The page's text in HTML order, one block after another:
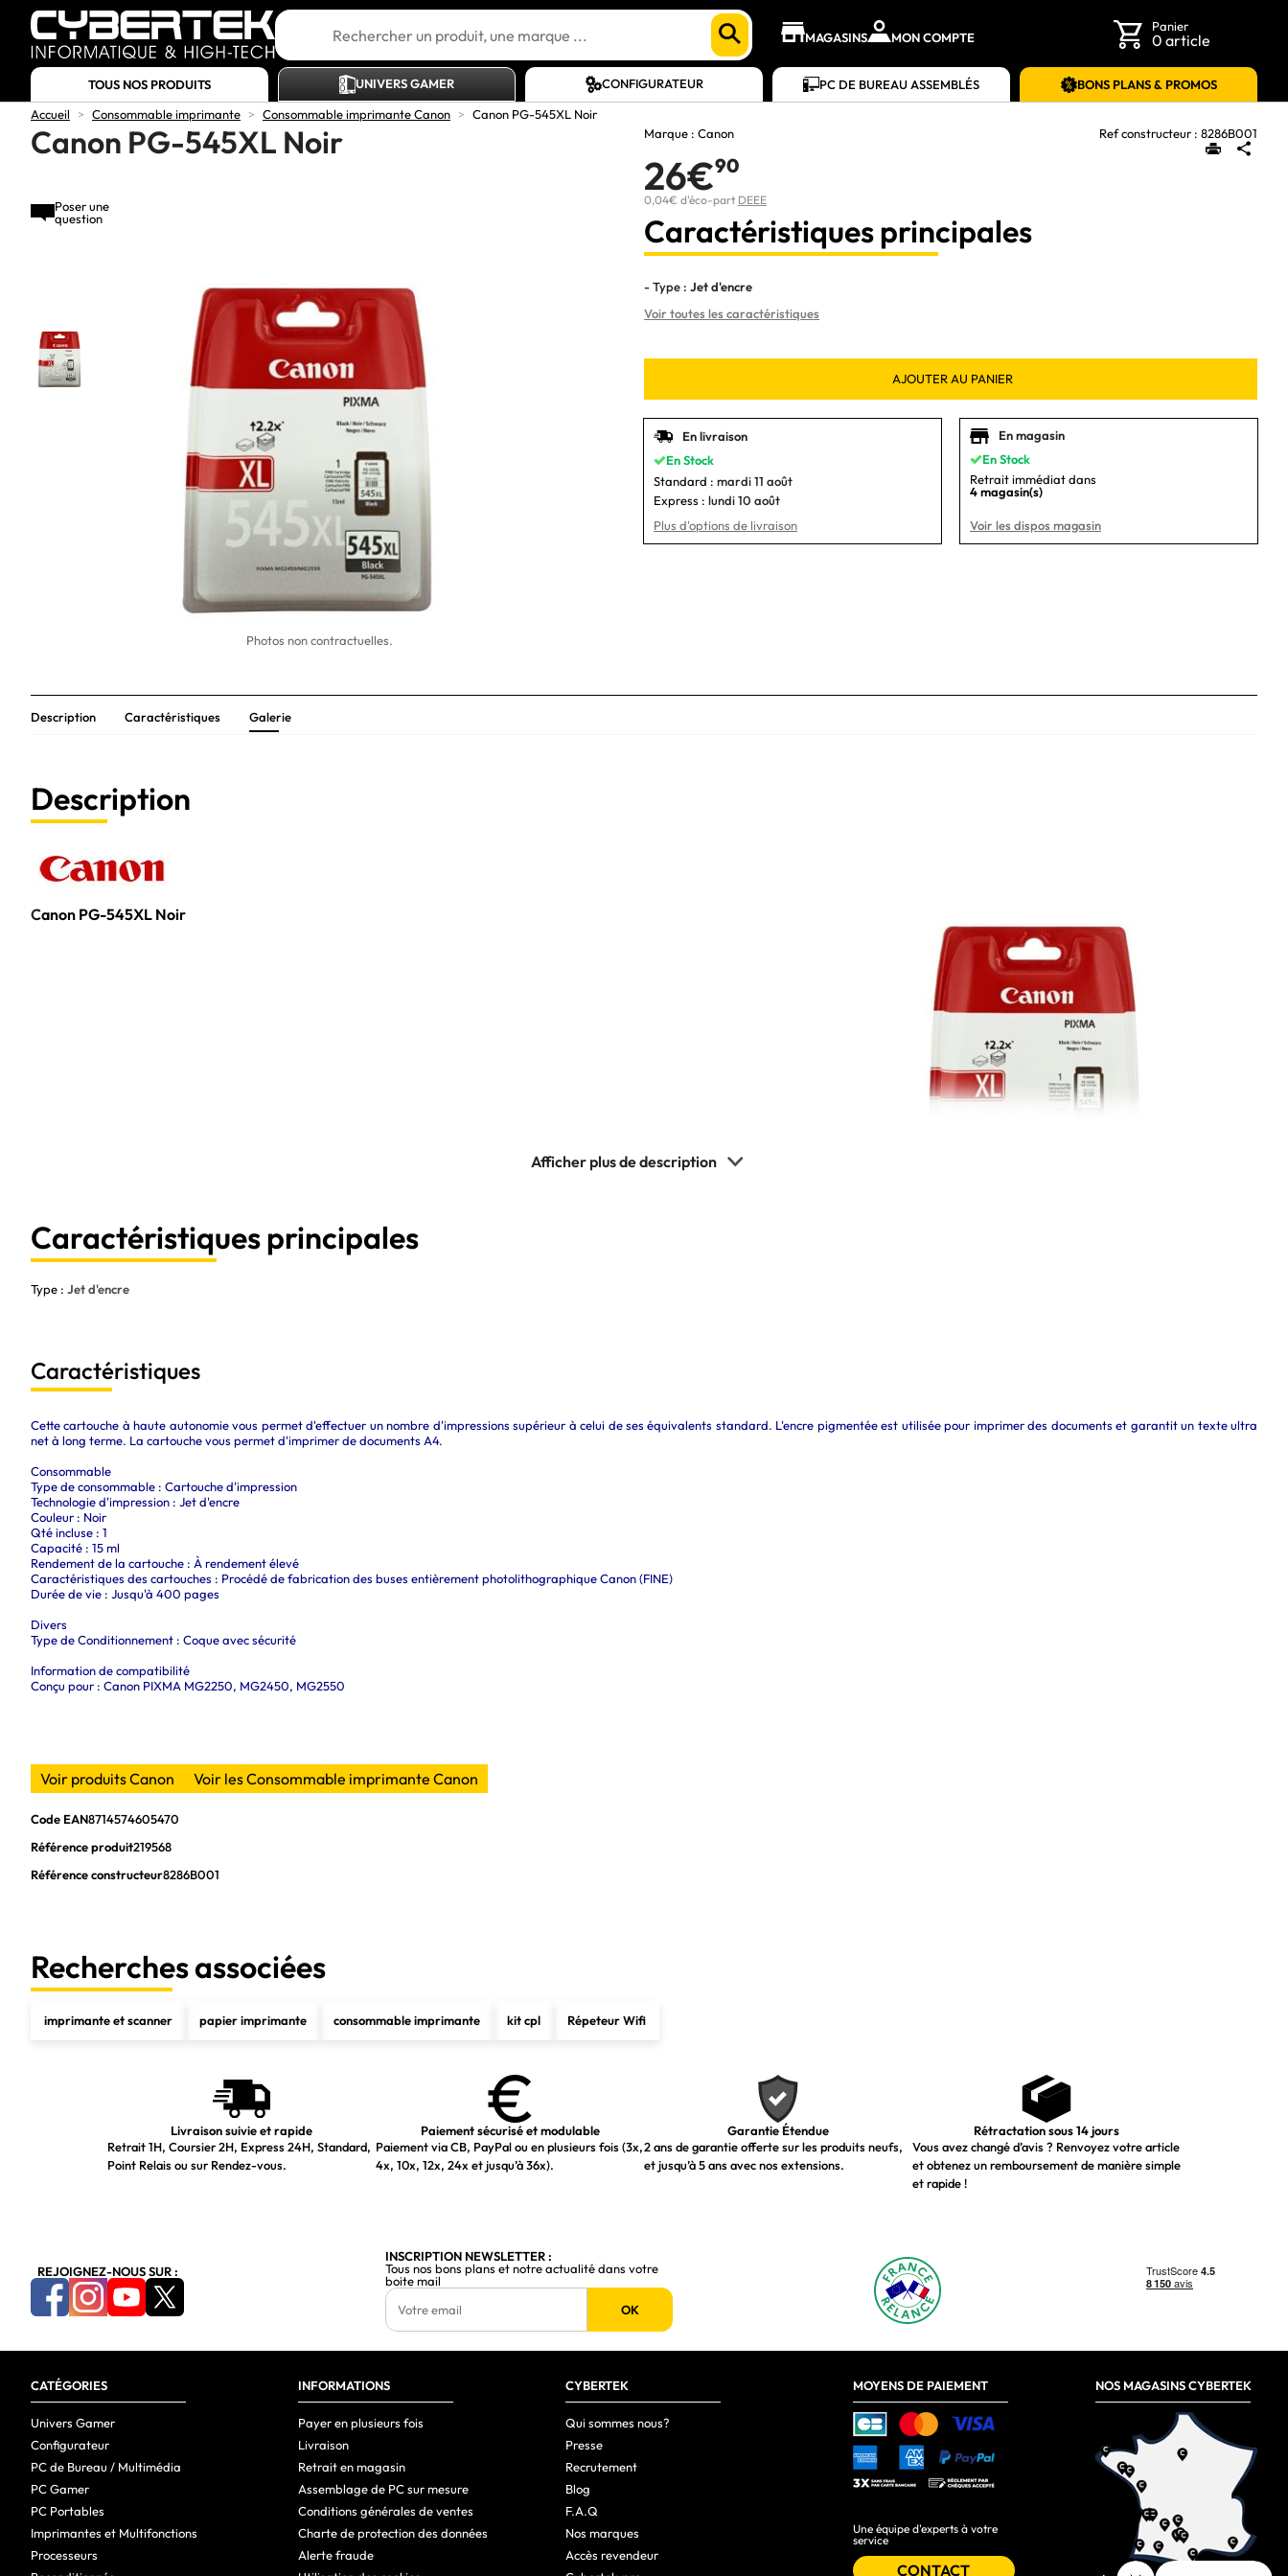
MAGASINS MON COMPTE
Panier
0 article
TOUS NOS PRODUITS UNIVERS GAMER CONFIGURATEUR PC DE BUREAU ASSEMBLÉS
BONS PLANS & PROMOS
Accueil
> Consommable imprimante > Consommable imprimante Canon > Canon PG-545XL Noir
Canon PG-545XL Noir
Poser une
question
Photos non contractuelles.
Marque : Canon Ref constructeur : 8286B001
26€90
0,04€ d'éco-part DEEE
Caractéristiques principales
- Type : Jet d'encre
Voir toutes les caractéristiques
AJOUTER AU PANIER
En livraison
En Stock
Standard : mardi 11 août
Express : lundi 10 août
Plus d'options de livraison
En magasin
En Stock
Retrait immédiat dans
4 magasin(s)
Voir les dispos magasin
Description Caractéristiques Galerie
Description
Canon PG-545XL Noir
Caractéristiques principales
Type : Jet d'encre
Caractéristiques
Cette cartouche à haute autonomie vous permet d'effectuer un nombre d'impressions supérieur à celui de ses équivalents standard. L'encre pigmentée est utilisée pour imprimer des documents et garantit un texte ultra
net à long terme. La cartouche vous permet d'imprimer de documents A4.
Consommable
Type de consommable : Cartouche d'impression
Technologie d'impression : Jet d'encre
Couleur : Noir
Qté incluse : 1
Capacité : 15 ml
Rendement de la cartouche : À rendement élevé
Caractéristiques des cartouches : Procédé de fabrication des buses entièrement photolithographique Canon (FINE)
Durée de vie : Jusqu'à 400 pages
Divers
Type de Conditionnement : Coque avec sécurité
Information de compatibilité
Conçu pour : Canon PIXMA MG2250, MG2450, MG2550
Voir produits Canon Voir les Consommable imprimante Canon
Code EAN8714574605470
Référence produit219568
Référence constructeur8286B001
Recherches associées
imprimante et scanner papier imprimante consommable imprimante kit cpl Répeteur Wifi
Livraison suivie et rapide
Retrait 1H, Coursier 2H, Express 24H, Standard,
Point Relais ou sur Rendez-vous.
Paiement sécurisé et modulable
Paiement via CB, PayPal ou en plusieurs fois (3x,
4x, 10x, 12x, 24x et jusqu’à 36x).
Garantie Étendue
2 ans de garantie offerte sur les produits neufs,
et jusqu’à 5 ans avec nos extensions.
Rétractation sous 14 jours
Vous avez changé d’avis ? Renvoyez votre article
et obtenez un remboursement de manière simple
et rapide !
REJOIGNEZ-NOUS SUR :
INSCRIPTION NEWSLETTER :
Tous nos bons plans et notre actualité dans votre
boite mail
OK
CATÉGORIES
Univers Gamer
Configurateur
PC de Bureau / Multimédia
PC Gamer
PC Portables
Imprimantes et Multifonctions
Processeurs
INFORMATIONS
Payer en plusieurs fois
Livraison
Retrait en magasin
Assemblage de PC sur mesure
Conditions générales de ventes
Charte de protection des données
Alerte fraude
CYBERTEK
Qui sommes nous?
Presse
Recrutement
Blog
F.A.Q
Nos marques
Accès revendeur
MOYENS DE PAIEMENT
Une équipe d'experts à votre
service
CONTACT
NOS MAGASINS CYBERTEK